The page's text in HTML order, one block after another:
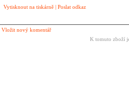
Vytisknout na tiskárně | Poslat odkaz
Vložit nový komentář
K tomuto zboží